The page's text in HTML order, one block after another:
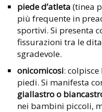
piede d’atleta (tinea
più frequente in
sportivi. Si presenta
fissurazioni tra le
sgradevole.
onicomicosi:
piedi. Si manifesta
giallastro o
nei bambini piccoli,